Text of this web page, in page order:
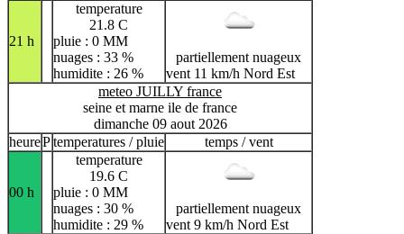
21 h
temperature
21.8 C
pluie : 0 MM
nuages : 33 %
humidite : 26 %
partiellement nuageux
vent 11 km/h Nord Est
meteo JUILLY france
seine et marne ile de france
dimanche 09 aout 2026
heurePtemperatures / pluie temps / vent
00 h
temperature
19.6 C
pluie : 0 MM
nuages : 30 %
humidite : 29 %
partiellement nuageux
vent 9 km/h Nord Est